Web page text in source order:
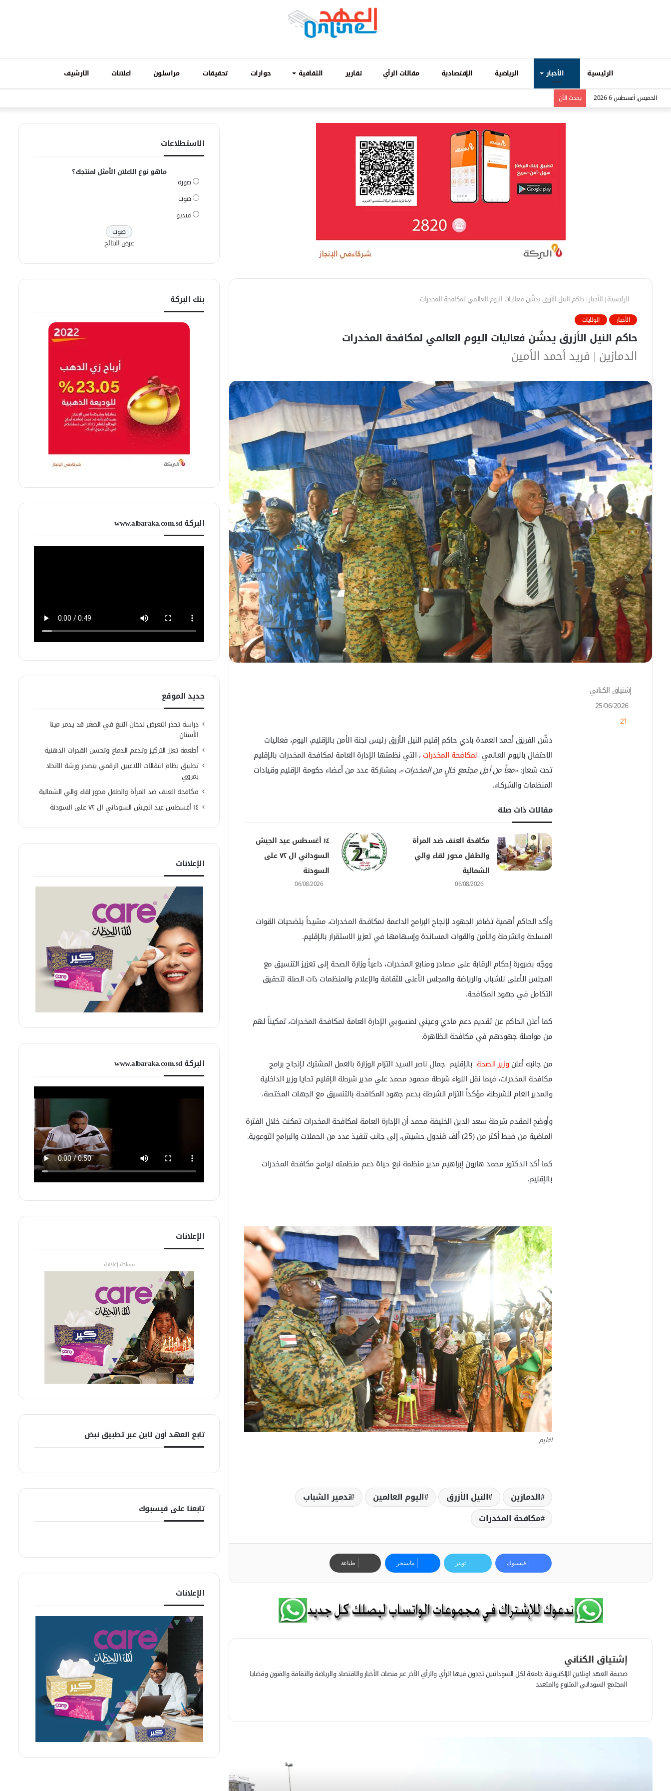
الرئيسية الأخبار الرياضية الإقتصادية مقالات الرأي تقارير الثقافية حوارات تحقيقات مراسلون اعلانات الارشيف
الخميس, أغسطس 6 2026 يحدث الاَن
الرئيسية| الأخبار| حاكم النيل الأزرق يدشّن فعاليات اليوم العالمي لمكافحة المخدرات
الأخبار الولايات
حاكم النيل الأزرق يدشّن فعاليات اليوم العالمي لمكافحة المخدرات
الدمازين | فريد أحمد الأمين
دشّن الفريق أحمد العمدة بادي حاكم إقليم النيل الأزرق رئيس لجنة الأمن بالإقليم، اليوم، فعاليات
الاحتفال باليوم العالمي لمكافحة المخدرات، التي نظمتها الإدارة العامة لمكافحة المخدرات بالإقليم
تحت شعار: «معاً من أجل مجتمع خالٍ من المخدرات»، بمشاركة عدد من أعضاء حكومة الإقليم وقيادات
المنظمات والشركاء.
مقالات ذات صلة
مكافحة العنف ضد المرأة
والطفل محور لقاء والي
الشمالية
06/08/2026
١٤ أغسطس عيد الجيش
السوداني ال ٧٢ على
السودنة
06/08/2026
وأكد الحاكم أهمية تضافر الجهود لإنجاح البرامج الداعمة لمكافحة المخدرات، مشيداً بتضحيات القوات
المسلحة والشرطة والأمن والقوات المساندة وإسهامها في تعزيز الاستقرار بالإقليم.
ووجّه بضرورة إحكام الرقابة على مصادر ومنابع المخدرات، داعياً وزارة الصحة إلى تعزيز التنسيق مع
المجلس الأعلى للشباب والرياضة والمجلس الأعلى للثقافة والإعلام والمنظمات ذات الصلة لتحقيق
التكامل في جهود المكافحة.
كما أعلن الحاكم عن تقديم دعم مادي وعيني لمنسوبي الإدارة العامة لمكافحة المخدرات، تمكيناً لهم
من مواصلة جهودهم في مكافحة الظاهرة.
من جانبه أعلنوزير الصحة بالإقليم جمال ناصر السيد التزام الوزارة بالعمل المشترك لإنجاح برامج
مكافحة المخدرات، فيما نقل اللواء شرطة محمود محمد علي مدير شرطة الإقليم تحايا وزير الداخلية
والمدير العام للشرطة، مؤكداً التزام الشرطة بدعم جهود المكافحة بالتنسيق مع الجهات المختصة.
وأوضح المقدم شرطة سعد الدين الخليفة محمد أن الإدارة العامة لمكافحة المخدرات تمكنت خلال الفترة
الماضية من ضبط أكثر من (25) ألف قندول حشيش، إلى جانب تنفيذ عدد من الحملات والبرامج التوعوية.
كما أكد الدكتور محمد هارون إبراهيم مدير منظمة نبع حياة دعم منظمته لبرامج مكافحة المخدرات
بالإقليم.
اقليم
الدمازين النيل الأزرق اليوم العالمين
تدمير الشباب
مكافحة المخدرات
إشتياق الكناني
25/06/2026
21
فيسبوك تويتر ماسنجر طباعة
إشتياق الكناني
صحيفة العهد اونلاين الإلكترونية جامعة لكل السودانيين تجدون فيها الرأي والرأي الآخر عبر منصات الأخبار والاقتصاد والرياضة والثقافة والفنون وقضايا
المجتمع السوداني المتنوع والمتعدد
و
ق
س
ب
الاستطلاعات
ماهو نوع الاعلان الأمثل لمنتجك؟
صورة
صوت
فيديو
عرض النتائج
بنك البركة
البركة www.albaraka.com.sd
جديد الموقع
دراسة تحذر التعرض لدخان التبغ في الصغر قد يدمر مينا
الأسنان
أطعمة تعزز التركيز وتدعم الدماغ وتحسن القدرات الذهنية
تطبيق نظام انتقالات اللاعبين الرقمي يتصدر ورشة الاتحاد
بمروي
مكافحة العنف ضد المرأة والطفل محور لقاء والي الشمالية
١٤ أغسطس عيد الجيش السوداني ال ٧٢ على السودنة
الإعلانات
البركة www.albaraka.com.sd
الإعلانات
مساحة إعلانية
تابع العهد أون لاين عبر تطبيق نبض
تابعنا على فيسبوك
الإعلانات